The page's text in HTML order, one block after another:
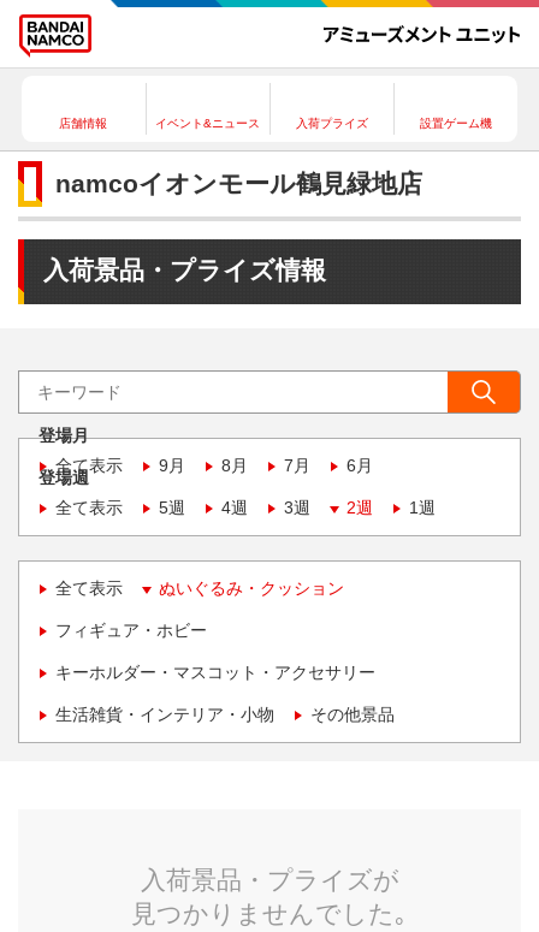
店舗情報 イベント&ニュース 入荷プライズ 設置ゲーム機
namcoイオンモール鶴見緑地店
入荷景品・プライズ情報
登場月
全て表示
9月 8月 7月 6月
登場週
全て表示
5週 4週 3週 2週 1週
全て表示 ぬいぐるみ・クッション
フィギュア・ホビー
キーホルダー・マスコット・アクセサリー
生活雑貨・インテリア・小物 その他景品